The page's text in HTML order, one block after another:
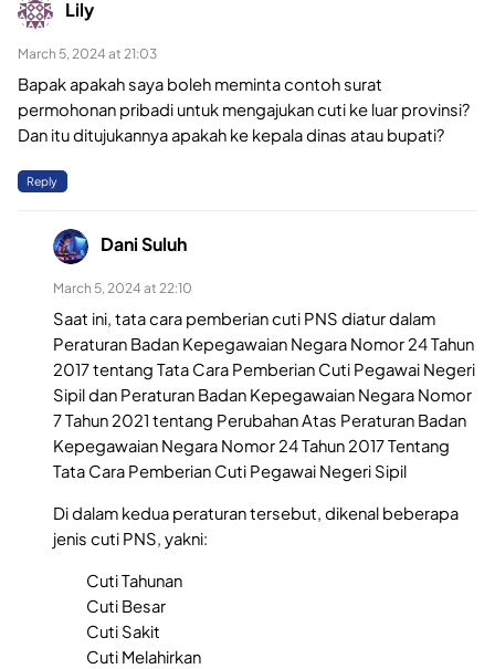
Lily
March 5, 2024 at 21:03
Bapak apakah saya boleh meminta contoh surat
permohonan pribadi untuk mengajukan cuti ke luar provinsi?
Dan itu ditujukannya apakah ke kepala dinas atau bupati?
Reply
Dani Suluh
March 5, 2024 at 22:10
Saat ini, tata cara pemberian cuti PNS diatur dalam
Peraturan Badan Kepegawaian Negara Nomor 24 Tahun
2017 tentang Tata Cara Pemberian Cuti Pegawai Negeri
Sipil dan Peraturan Badan Kepegawaian Negara Nomor
7 Tahun 2021 tentang Perubahan Atas Peraturan Badan
Kepegawaian Negara Nomor 24 Tahun 2017 Tentang
Tata Cara Pemberian Cuti Pegawai Negeri Sipil
Di dalam kedua peraturan tersebut, dikenal beberapa
jenis cuti PNS, yakni:
Cuti Tahunan
Cuti Besar
Cuti Sakit
Cuti Melahirkan